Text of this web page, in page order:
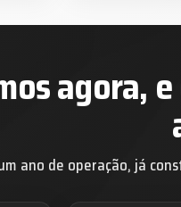
agora,
ano de operação, já